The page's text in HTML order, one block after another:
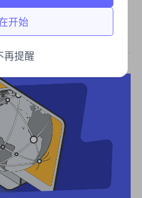
开始
再提醒